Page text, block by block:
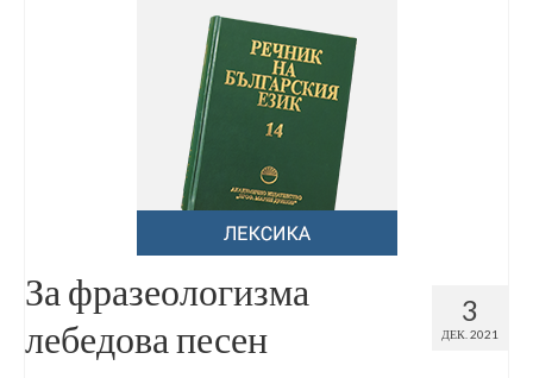
3
ДЕК. 2021
За фразеологизма
лебедова песен